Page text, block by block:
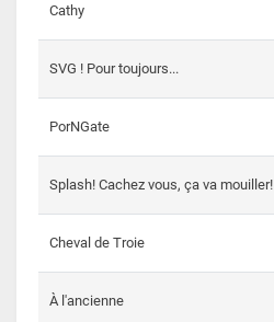
Cathy
SVG ! Pour toujours...
PorNGate
Splash! Cachez vous, ça va mouiller!
Cheval de Troie
À l'ancienne